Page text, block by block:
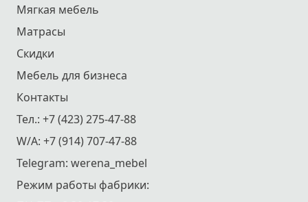
Мягкая мебель
Матрасы
Скидки
Мебель для бизнеса
Контакты
Тел.: +7 (423) 275-47-88
W/A: +7 (914) 707-47-88
Telegram: werena_mebel
Режим работы фабрики: